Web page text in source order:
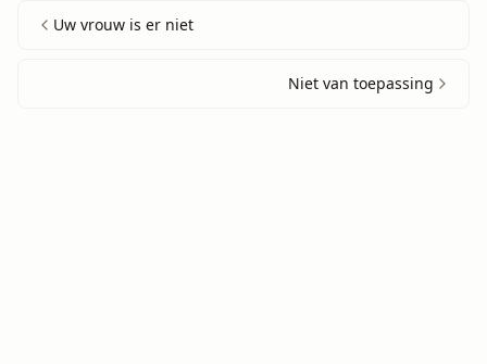
Uw vrouw is er niet
Niet van toepassing